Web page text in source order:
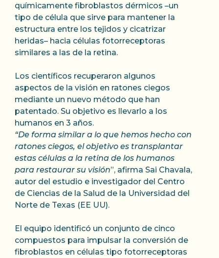
químicamente fibroblastos dérmicos –un
tipo de célula que sirve para mantener la
estructura entre los tejidos y cicatrizar
heridas– hacia células fotorreceptoras
similares a las de la retina.
Los científicos recuperaron algunos
aspectos de la visión en ratones ciegos
mediante un nuevo método que han
patentado. Su objetivo es llevarlo a los
humanos en 3 años.
“De forma similar a lo que hemos hecho con
ratones ciegos, el objetivo es transplantar
estas células a la retina de los humanos
para restaurar su visión”, afirma Sai Chavala,
autor del estudio e investigador del Centro
de Ciencias de la Salud de la Universidad del
Norte de Texas (EE UU).
El equipo identificó un conjunto de cinco
compuestos para impulsar la conversión de
fibroblastos en células tipo fotorreceptoras